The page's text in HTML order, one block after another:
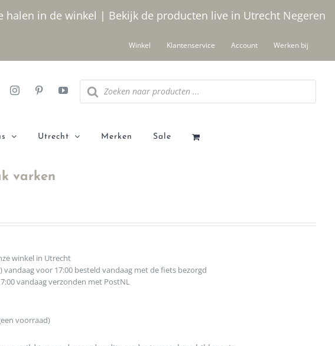
in de winkel | Bekijk de producten live in Utrecht Negeren
Winkel Klantenservice Account Werken bij
Producten
zoeken
Utrecht Merken Sale
varken
winkel in Utrecht
voor 17:00 besteld vandaag met de fiets bezorgd
vandaag verzonden met PostNL
voorraad)